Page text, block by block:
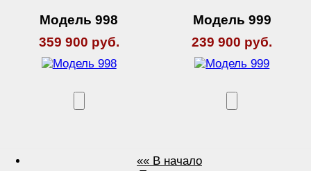
Модель 998
359 900 руб.
Модель 999
239 900 руб.
«« В начало